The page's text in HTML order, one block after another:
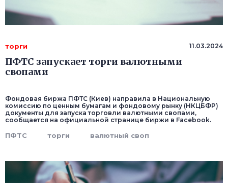
торги 11.03.2024
ПФТС запускает торги валютными
свопами
Фондовая биржа ПФТС (Киев) направила в Национальную
комиссию по ценным бумагам и фондовому рынку (НКЦБФР)
документы для запуска торговли валютными свопами,
сообщается на официальной странице биржи в Facebоok.
ПФТС торги валютный своп